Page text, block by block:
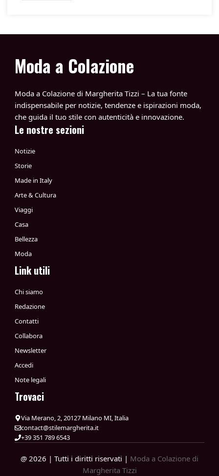
Moda a Colazione
Moda a Colazione di Margherita Tizzi – La tua fonte
indispensabile per notizie, tendenze e ispirazioni moda,
che guida il tuo stile con autenticità e innovazione.
Le nostre sezioni
Notizie
Storie
Made in Italy
Arte & Cultura
Viaggi
Casa
Bellezza
Moda
Link utili
Chi siamo
Redazione
Contatti
Collabora
Newsletter
Accedi
Note legali
Trovaci
Via Merano, 2, 20127 Milano MI, Italia
contact@stilemargherita.it
+39 351 789 6543
@ 2026 | Tutti i diritti riservati | Moda a Colazione di
Margherita Tizzi